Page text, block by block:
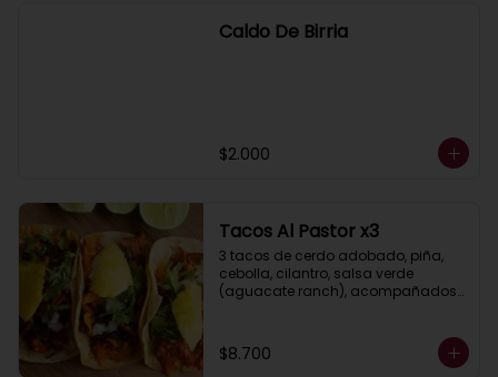
Caldo De Birria
$2.000
Tacos Al Pastor x3
3 tacos de cerdo adobado, piña,
cebolla, cilantro, salsa verde
(aguacate ranch), acompañados
$8.700